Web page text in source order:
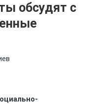
обсудят с